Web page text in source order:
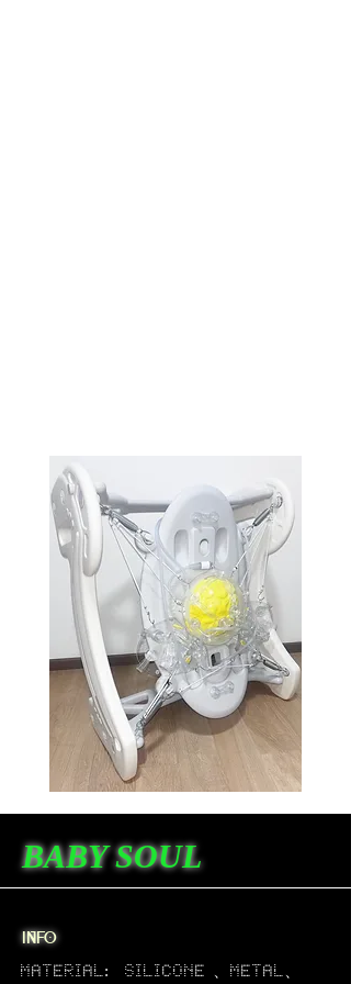
BABY SOUL
info
material: silicone 、metal、